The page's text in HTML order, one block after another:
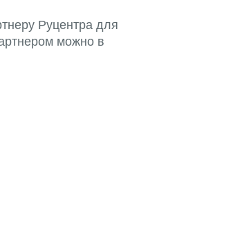
Руцентра для
можно в